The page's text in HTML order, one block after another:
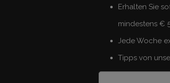
Erhalten Sie
mindestens €
Jede Woche
Tipps von